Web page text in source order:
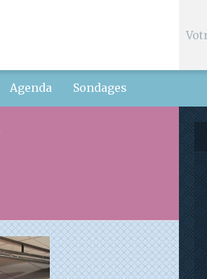
Agenda Sondages